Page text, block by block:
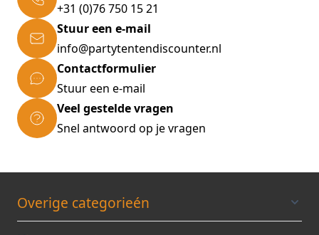
+31 (0)76 750 15 21
Stuur een e-mail
info@partytentendiscounter.nl
Contactformulier
Stuur een e-mail
Veel gestelde vragen
Snel antwoord op je vragen
Overige categorieén